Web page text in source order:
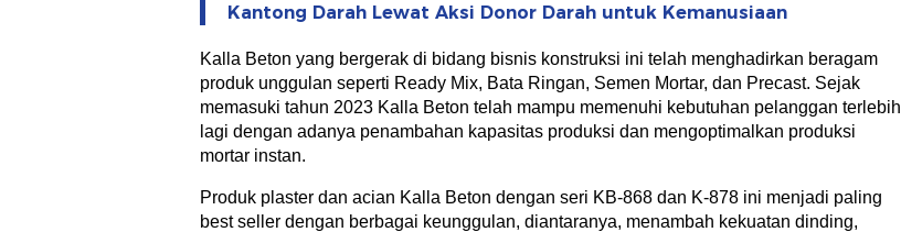
Kantong Darah Lewat Aksi Donor Darah untuk Kemanusiaan
Kalla Beton yang bergerak di bidang bisnis konstruksi ini telah menghadirkan beragam
produk unggulan seperti Ready Mix, Bata Ringan, Semen Mortar, dan Precast. Sejak
memasuki tahun 2023 Kalla Beton telah mampu memenuhi kebutuhan pelanggan terlebih
lagi dengan adanya penambahan kapasitas produksi dan mengoptimalkan produksi
mortar instan.
Produk plaster dan acian Kalla Beton dengan seri KB-868 dan K-878 ini menjadi paling
best seller dengan berbagai keunggulan, diantaranya, menambah kekuatan dinding,